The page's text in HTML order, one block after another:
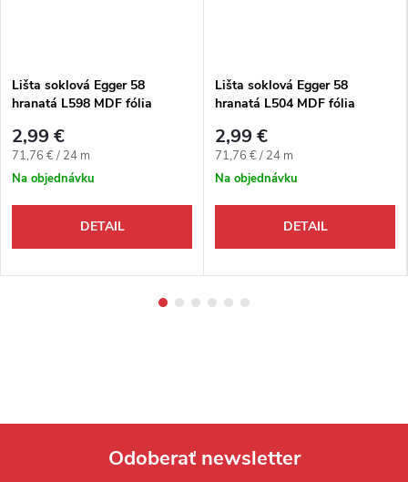
Lišta soklová Egger 58
hranatá L598 MDF fólia
2,99 €
Jednotková cena:
71,76 € / 24 m
Na objednávku
DETAIL
Lišta soklová Egger 58
hranatá L504 MDF fólia
2,99 €
Jednotková cena:
71,76 € / 24 m
Na objednávku
DETAIL
Odoberať newsletter